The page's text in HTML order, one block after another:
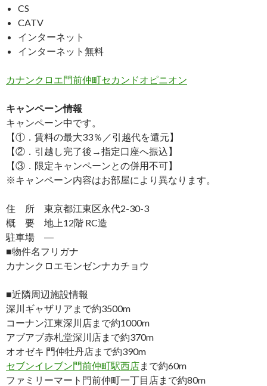
CS
CATV
インターネット
インターネット無料
カナンクロエ門前仲町セカンドオピニオン
キャンペーン情報
キャンペーン中です。
【①．賃料の最大33％／引越代を還元】
【②．引越し完了後→指定口座へ振込】
【③．限定キャンペーンとの併用不可】
※キャンペーン内容はお部屋により異なります。
住 所 東京都江東区永代2-30-3
概 要 地上12階 RC造
駐車場 ―
■物件名フリガナ
カナンクロエモンゼンナカチョウ
■近隣周辺施設情報
深川ギャザリアまで約3500m
コーナン江東深川店まで約1000m
アブアブ赤札堂深川店まで約370m
オオゼキ 門仲牡丹店まで約390m
セブンイレブン門前仲町駅西店まで約60m
ファミリーマート門前仲町一丁目店まで約80m